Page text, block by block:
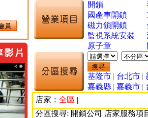
開鎖
國產車開鎖
磁力鎖開鎖
監視系統安裝
原子章
基隆市 | 台北市 |
嘉義縣 | 嘉義市 |
店家： 全區 |
分區搜尋: 開鎖公司 店家服務項